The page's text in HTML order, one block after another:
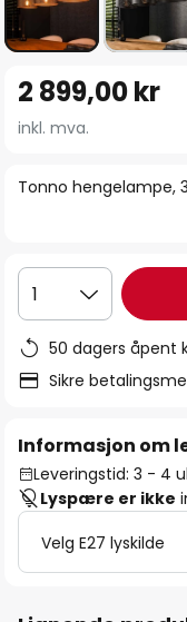
begynnelsen
bildegalleri
Tonno hengelampe,
2 899,00 kr
inkl. mva.
1
50 dagers åpent
Sikre
Informasjon om
Leveringstid: 3 - 4
Lyspære er ikke
Velg E27 lyskilde